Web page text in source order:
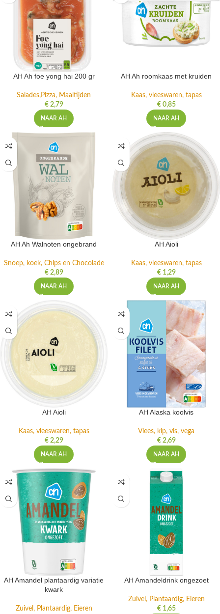
AH Ah foe yong hai 200 gr
Salades,Pizza, Maaltijden
€2,79
NAAR AH
AH Ah roomkaas met kruiden
Kaas, vleeswaren, tapas
€0,85
NAAR AH
AH Ah Walnoten ongebrand
Snoep, koek, Chips en Chocolade
€2,89
NAAR AH
AH Aioli
Kaas, vleeswaren, tapas
€1,29
NAAR AH
AH Aioli
Kaas, vleeswaren, tapas
€2,29
NAAR AH
AH Alaska koolvis
Vlees, kip, vis, vega
€2,69
NAAR AH
AH Amandel plantaardig variatie
kwark
Zuivel, Plantaardig, Eieren
AH Amandeldrink ongezoet
Zuivel, Plantaardig, Eieren
€1,65